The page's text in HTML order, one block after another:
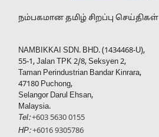
நம்பகமான தமிழ் சிறப்பு செய்திகள்
NAMBIKKAI SDN. BHD. (1434468-U),
55-1, Jalan TPK 2/8, Seksyen 2,
Taman Perindustrian Bandar Kinrara,
47180 Puchong,
Selangor Darul Ehsan,
Malaysia.
Tel:+603 5630 0155
HP:+6016 9305786